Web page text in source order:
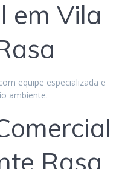
em Vila
equipe especializada e
ambiente.
Rasa